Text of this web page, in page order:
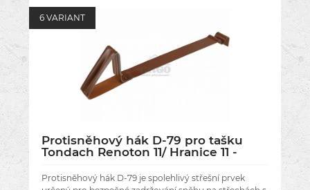
6 VARIANT
Protisněhový hák D-79 pro tašku
Tondach Renoton 11/ Hranice 11 -
Protisněhový hák D-79 je spolehlivý střešní prvek